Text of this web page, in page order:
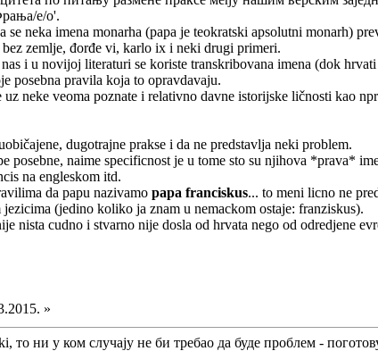
е/о'.
se neka imena monarha (papa je teokratski apsolutni monarh)
zemlje, đorđe vi, karlo ix i neki drugi primeri.
i u novijoj literaturi se koriste transkribovana imena (dok
posebna pravila koja to opravdavaju.
neke veoma poznate i relativno davne istorijske ličnosti kao
dugotrajne prakse i da ne predstavlja neki problem.
posebne, naime specificnost je u tome sto su njihova *prava*
na engleskom itd.
da papu nazivamo papa franciskus... to meni licno ne
(jedino koliko ja znam u nemackom ostaje: franziskus).
nista cudno i stvarno nije dosla od hrvata nego od odredjene
»
то ни у ком случају не би требао да буде проблем -